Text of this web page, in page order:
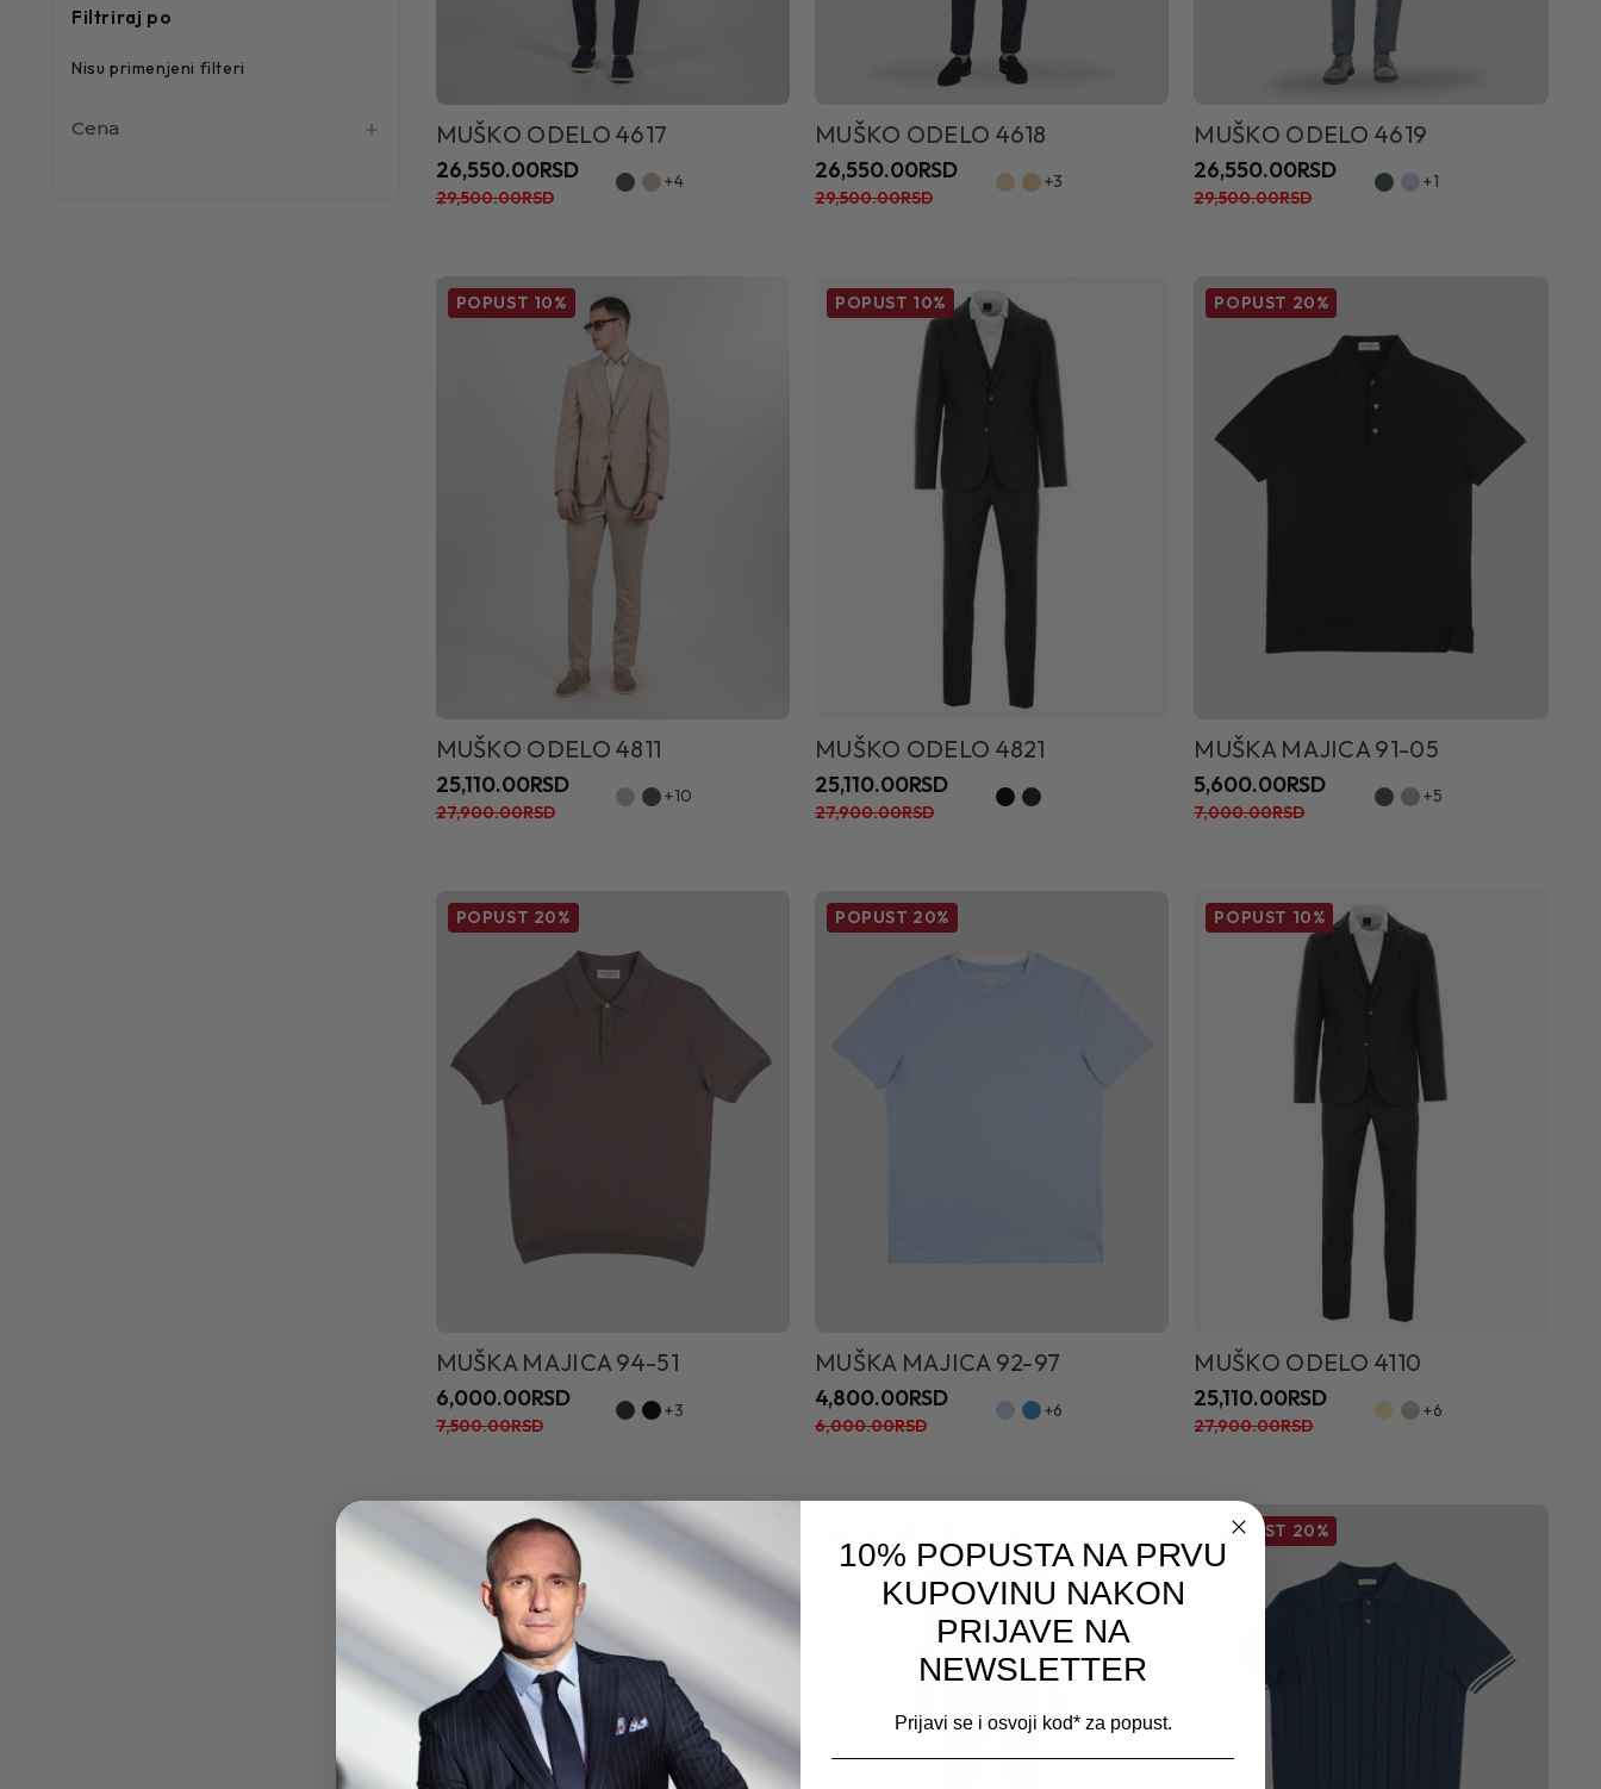
Filtriraj po
Nisu primenjeni filteri
Cena MUŠKO ODELO 4617
26,550.00RSD
29,500.00RSD
+4
MUŠKO ODELO 4618
26,550.00RSD
29,500.00RSD
+3
MUŠKO ODELO 4619
26,550.00RSD
29,500.00RSD
+1
POPUST 10%
MUŠKO ODELO 4811
25,110.00RSD
27,900.00RSD
+10
POPUST 10%
MUŠKO ODELO 4821
25,110.00RSD
27,900.00RSD
POPUST 20%
MUŠKA MAJICA 91-05
5,600.00RSD
7,000.00RSD
+5
POPUST 20%
MUŠKA MAJICA 94-51
6,000.00RSD
7,500.00RSD
+3
POPUST 20%
MUŠKA MAJICA 92-97
4,800.00RSD
6,000.00RSD
+6
POPUST 10%
MUŠKO ODELO 4110
25,110.00RSD
27,900.00RSD
+6
POPUST20% POPUST 20%
10% POPUSTA NA PRVU
KUPOVINU NAKON
PRIJAVE NA
NEWSLETTER
Prijavi se i osvoji kod* za popust.